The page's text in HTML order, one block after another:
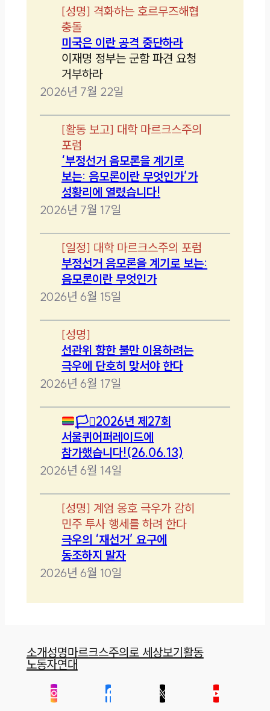
[성명] 격화하는 호르무즈해협
충돌
미국은 이란 공격 중단하라
이재명 정부는 군함 파견 요청
거부하라
2026년 7월 22일
[활동 보고] 대학 마르크스주의
포럼
‘부정선거 음모론을 계기로
보는: 음모론이란 무엇인가’가
성황리에 열렸습니다!
2026년 7월 17일
[일정] 대학 마르크스주의 포럼
부정선거 음모론을 계기로 보는:
음모론이란 무엇인가
2026년 6월 15일
[성명]
선관위 향한 불만 이용하려는
극우에 단호히 맞서야 한다
2026년 6월 17일
🏳️‍⚧️2026년 제27회
서울퀴어퍼레이드에
참가했습니다!(26.06.13)
2026년 6월 14일
[성명] 계엄 옹호 극우가 감히
민주 투사 행세를 하려 한다
극우의 ‘재선거’ 요구에
동조하지 말자
2026년 6월 10일
소개성명마르크스주의로 세상보기활동
노동자연대